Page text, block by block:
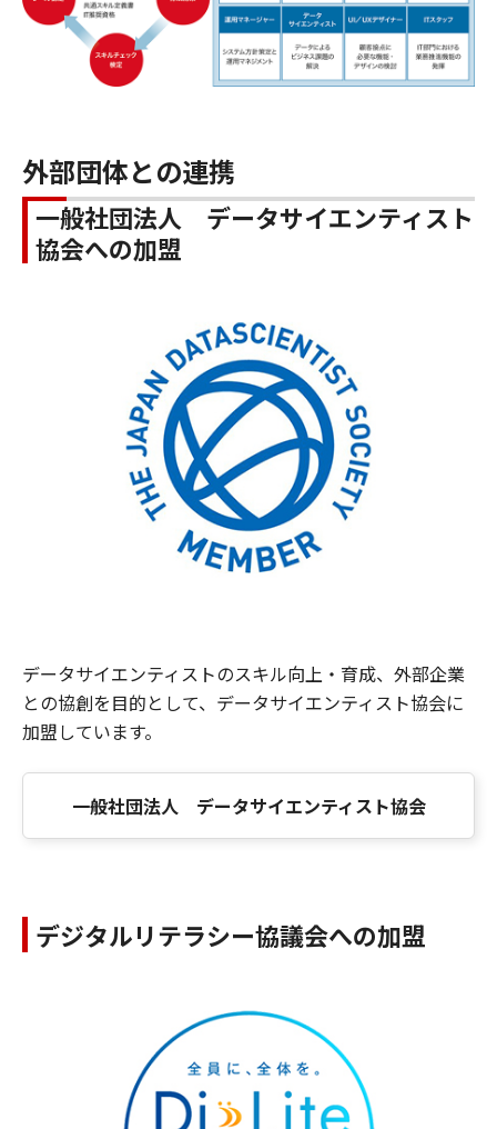
外部団体との連携
一般社団法人 データサイエンティスト
協会への加盟
データサイエンティストのスキル向上・育成、外部企業
との協創を目的として、データサイエンティスト協会に
加盟しています。
一般社団法人 データサイエンティスト協会
デジタルリテラシー協議会への加盟